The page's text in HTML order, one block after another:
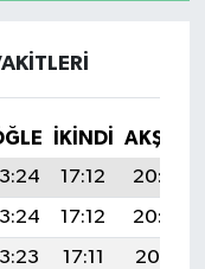
İKINDI
AKŞAM
17:12
20:23
17:12
20:22
17:11 20:21